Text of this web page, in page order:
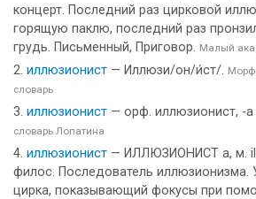
концерт. Последний раз цирковой
горящую паклю, последний раз
грудь. Письменный, Приговор. Малый
иллюзионист — Иллюзи/он/и́ст/.
словарь
иллюзионист — орф. иллюзионист, -а
словарь Лопатина
иллюзионист — ИЛЛЮЗИОНИСТ а, м.
филос. Последователь иллюзионизма.
цирка, показывающий фокусы при